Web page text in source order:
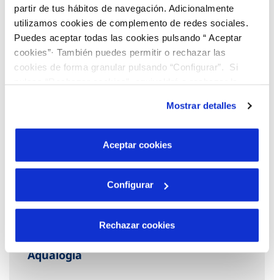
partir de tus hábitos de navegación. Adicionalmente
utilizamos cookies de complemento de redes sociales.
Puedes aceptar todas las cookies pulsando “ Aceptar
cookies”· También puedes permitir o rechazar las
cookies de forma granular pulsando “Configurar”. Si
son indispensables para que el sitio web funcione y que
por tanto no se pueden desactivar. Puedes consultar
más información en nuestraPolítica de Cookies
Mostrar detalles
Aceptar cookies
Configurar
Rechazar cookies
Aqualogía